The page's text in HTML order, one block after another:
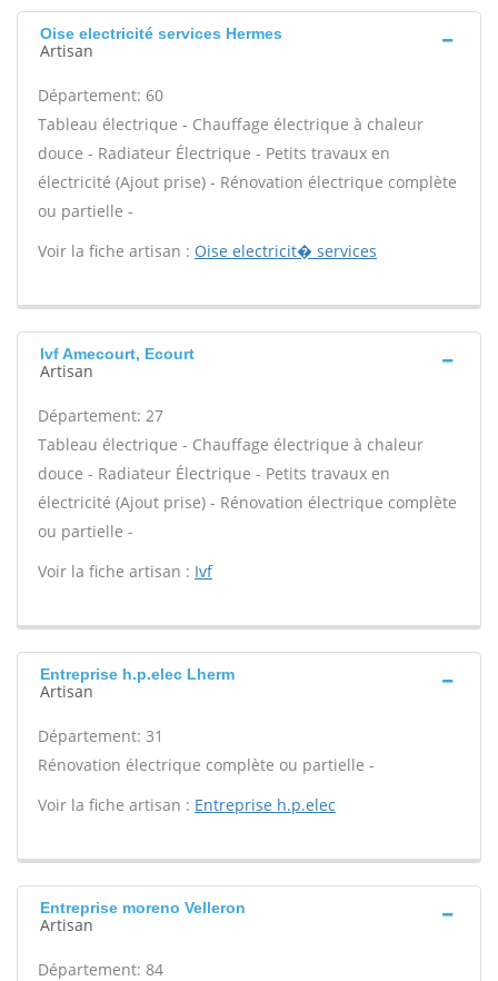
Oise electricité services Hermes
Artisan
Département: 60
Tableau électrique - Chauffage électrique à chaleur
douce - Radiateur Électrique - Petits travaux en
électricité (Ajout prise) - Rénovation électrique complète
ou partielle -
Voir la fiche artisan : Oise electricit� services
Ivf Amecourt, Ecourt
Artisan
Département: 27
Tableau électrique - Chauffage électrique à chaleur
douce - Radiateur Électrique - Petits travaux en
électricité (Ajout prise) - Rénovation électrique complète
ou partielle -
Voir la fiche artisan : Ivf
Entreprise h.p.elec Lherm
Artisan
Département: 31
Rénovation électrique complète ou partielle -
Voir la fiche artisan : Entreprise h.p.elec
Entreprise moreno Velleron
Artisan
Département: 84